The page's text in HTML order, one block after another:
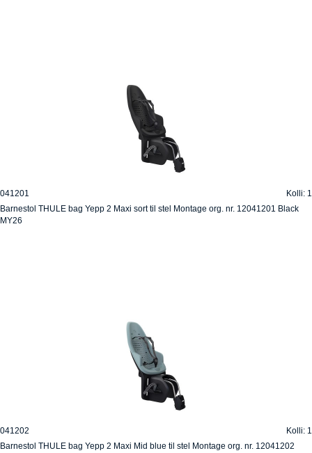
041201
Kolli: 1
Barnestol THULE bag Yepp 2 Maxi sort til stel Montage org. nr. 12041201 Black
MY26
041202
Kolli: 1
Barnestol THULE bag Yepp 2 Maxi Mid blue til stel Montage org. nr. 12041202